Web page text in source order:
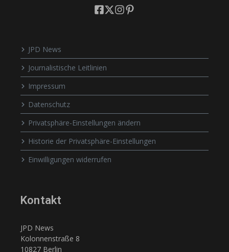
JPD News
Journalistische Leitlinien
Impressum
Datenschutz
Privatsphäre-Einstellungen ändern
Historie der Privatsphäre-Einstellungen
Einwilligungen widerrufen
Kontakt
JPD News
Kolonnenstraße 8
10827 Berlin